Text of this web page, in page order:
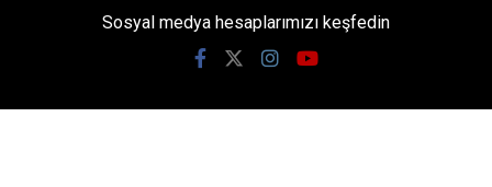
Sosyal medya hesaplarımızı keşfedin